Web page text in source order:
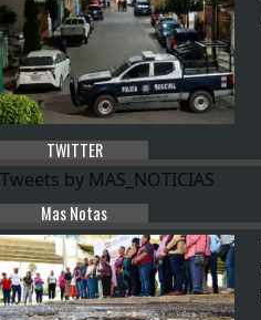
TWITTER
Tweets by MAS_NOTICIAS
Mas Notas